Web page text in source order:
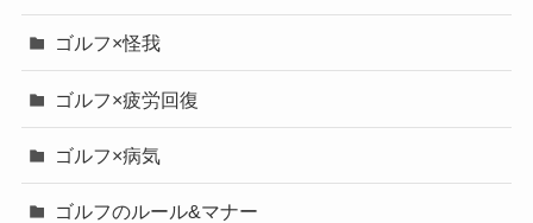
ゴルフ×怪我
ゴルフ×疲労回復
ゴルフ×病気
ゴルフのルール&マナー